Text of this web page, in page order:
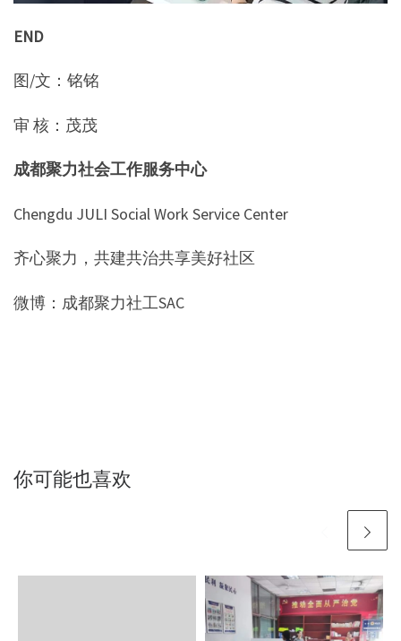
END
图/文：铭铭
审 核：茂茂
成都聚力社会工作服务中心
Chengdu JULI Social Work Service Center
齐心聚力，共建共治共享美好社区
微博：成都聚力社工SAC
你可能也喜欢